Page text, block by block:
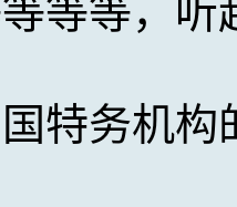
等等，听
特务机